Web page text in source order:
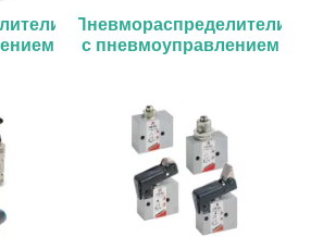
Пневмораспределители
с пневмоуправлением